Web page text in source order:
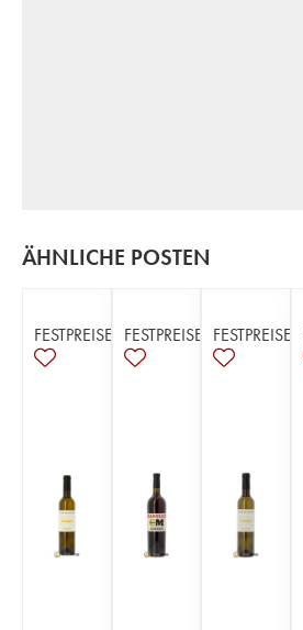
ÄHNLICHE POSTEN
FESTPREISE FESTPREISE FESTPREISE